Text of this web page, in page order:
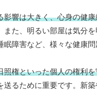
影響は大きく、心身の健
また、明るい部屋は気分
障害など、様々な健康
照権といった個人の権利
送るために重要です。新